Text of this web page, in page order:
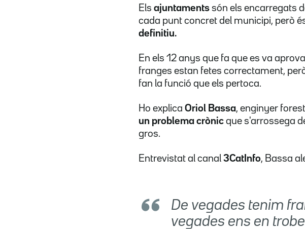
Els ajuntaments són els encarregats
cada punt concret del municipi, però
definitiu.
En els 12 anys que fa que es va
franges estan fetes correctament,
fan la funció que els pertoca.
Ho explica Oriol Bassa , enginyer
un problema crònic que s'arrossega
gros.
Entrevistat al canal 3CatInfo , Bassa
De vegades tenim
vegades ens en